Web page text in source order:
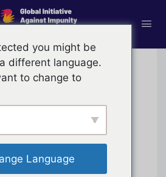
you might be
different language.
to change to:
Language